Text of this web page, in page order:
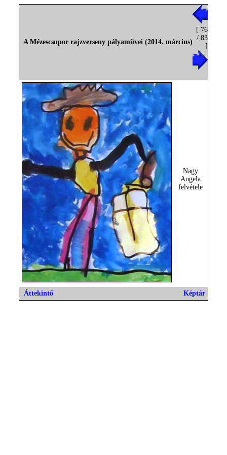
A Mézescsupor rajzverseny pályaművei (2014. március)
[ 76
/ 83
]
Nagy
Angela
felvétele
Áttekintő Képtár